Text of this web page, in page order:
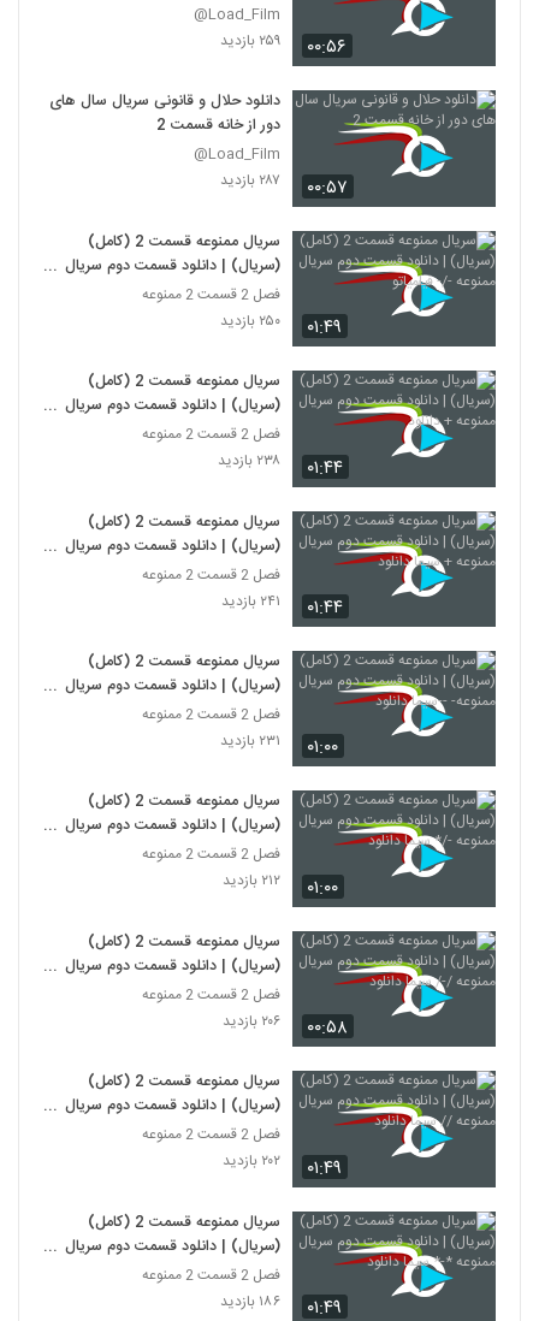
۰۰:۵۶
Load_Film@
۲۵۹ بازدید
۰۰:۵۷
دانلود حلال و قانونی سریال سال های
دور از خانه قسمت 2
Load_Film@
۲۸۷ بازدید
۰۱:۴۹
سریال ممنوعه قسمت 2 (کامل)
(سریال) | دانلود قسمت دوم سریال
ممنوعه -/- فیلمیاتو
فصل 2 قسمت 2 ممنوعه
۲۵۰ بازدید
۰۱:۴۴
سریال ممنوعه قسمت 2 (کامل)
(سریال) | دانلود قسمت دوم سریال
ممنوعه + دانلود
فصل 2 قسمت 2 ممنوعه
۲۳۸ بازدید
۰۱:۴۴
سریال ممنوعه قسمت 2 (کامل)
(سریال) | دانلود قسمت دوم سریال
ممنوعه + سیما دانلود
فصل 2 قسمت 2 ممنوعه
۲۴۱ بازدید
۰۱:۰۰
سریال ممنوعه قسمت 2 (کامل)
(سریال) | دانلود قسمت دوم سریال
ممنوعه- --سیما دانلود
فصل 2 قسمت 2 ممنوعه
۲۳۱ بازدید
۰۱:۰۰
سریال ممنوعه قسمت 2 (کامل)
(سریال) | دانلود قسمت دوم سریال
ممنوعه -/* سیما دانلود
فصل 2 قسمت 2 ممنوعه
۲۱۲ بازدید
۰۰:۵۸
سریال ممنوعه قسمت 2 (کامل)
(سریال) | دانلود قسمت دوم سریال
ممنوعه /-/ سیما دانلود
فصل 2 قسمت 2 ممنوعه
۲۰۶ بازدید
۰۱:۴۹
سریال ممنوعه قسمت 2 (کامل)
(سریال) | دانلود قسمت دوم سریال
ممنوعه // سیما دانلود
فصل 2 قسمت 2 ممنوعه
۲۰۲ بازدید
۰۱:۴۹
سریال ممنوعه قسمت 2 (کامل)
(سریال) | دانلود قسمت دوم سریال
ممنوعه *-* سیما دانلود
فصل 2 قسمت 2 ممنوعه
۱۸۶ بازدید